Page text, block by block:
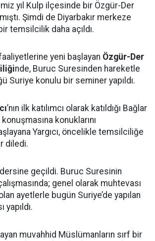
yıl Kulp ilçesinde bir Özgür-Der
Şimdi de Diyarbakır merkeze
temsilcilik daha açıldı.
faaliyetlerine yeni başlayan Özgür-Der
nde, Buruc Suresinden hareketle
Suriye konulu bir seminer yapıldı.
’nın ilk katılımcı olarak katıldığı Bağlar
konuklarını
Yargıcı, öncelikle temsilciliğe
diledi.
geçildi. Buruc Suresinin
genel olarak muhtevası
ayetlerle bugün Suriye’de yapılan
yapıldı.
muvahhid Müslümanların sırf bir